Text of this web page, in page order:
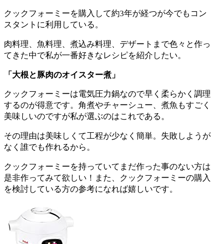
クックフォーミーを購入して約3年が経つが今でもコン
スタントに利用している。
肉料理、魚料理、煮込み料理、デザートまで色々と作っ
てきた中で私が一番好きなレシピを紹介したい。
「大根と豚肉のオイスター煮」
クックフォーミーは電気圧力鍋なので早く柔らかく調理
するのが得意です。角煮やチャーシュー、煮魚もすごく
美味しいのですが私が選ぶのはこれである。
その理由は美味しくて工程が少なく簡単。失敗しようが
なく誰でも作れるから。
クックフォーミーを持っていてまだ作った事のない方は
是非作ってみて欲しい！また、クックフォーミーの購入
を検討している方の参考になれば嬉しいです。